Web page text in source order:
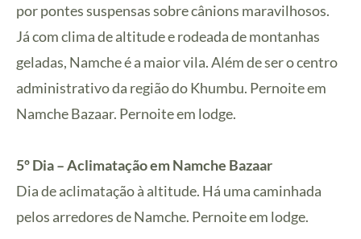
por pontes suspensas sobre cânions maravilhosos.
Já com clima de altitude e rodeada de montanhas
geladas, Namche é a maior vila. Além de ser o centro
administrativo da região do Khumbu. Pernoite em
Namche Bazaar. Pernoite em lodge.
5º Dia – Aclimatação em Namche Bazaar
Dia de aclimatação à altitude. Há uma caminhada
pelos arredores de Namche. Pernoite em lodge.